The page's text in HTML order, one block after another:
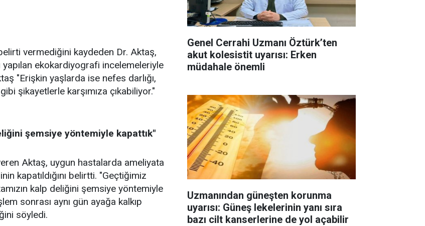
vermediğini kaydeden Dr. Aktaş,
ekokardiyografi incelemeleriyle
"Erişkin yaşlarda ise nefes darlığı,
şikayetlerle karşımıza çıkabiliyor."
şemsiye yöntemiyle kapattık"
Aktaş, uygun hastalarda ameliyata
kapatıldığını belirtti. "Geçtiğimiz
kalp deliğini şemsiye yöntemiyle
sonrası aynı gün ayağa kalkıp
söyledi.
Genel Cerrahi Uzmanı Öztürk’ten
akut kolesistit uyarısı: Erken
müdahale önemli
Uzmanından güneşten korunma
uyarısı: Güneş lekelerinin yanı sıra
bazı cilt kanserlerine de yol açabilir